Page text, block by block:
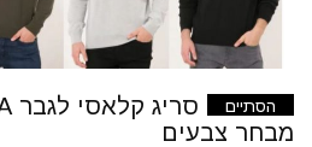
הסתיים
מבחר צבעים